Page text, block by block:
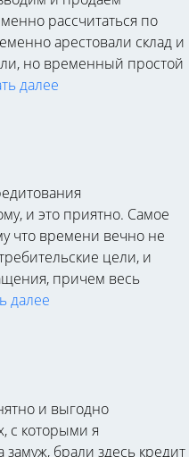
рассчитаться по
арестовали склад и
но временный простой
далее
и это приятно. Самое
что времени вечно не
цели, и
причем весь
далее
и выгодно
с которыми я
замуж, брали здесь кредит